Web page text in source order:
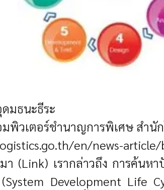
มธนะธีระ
พิวเตอร์ชำนาญการพิเศษ สำนั
en/news-
า (Link) เรากล่าวถึง การค้น
Development Life